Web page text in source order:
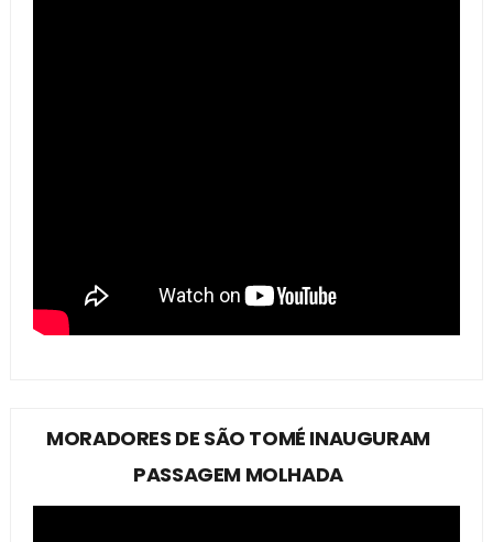
MORADORES DE SÃO TOMÉ INAUGURAM
PASSAGEM MOLHADA